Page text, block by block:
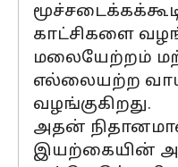
காட்சிகளை
மலையேற்றம்
எல்லையற்ற
வழங்குகிறது.
அதன்
இயற்கையின்